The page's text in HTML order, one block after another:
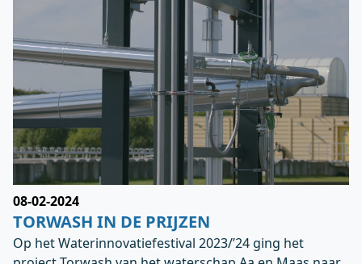
08-02-2024
TORWASH IN DE PRIJZEN
Op het Waterinnovatiefestival 2023/’24 ging het